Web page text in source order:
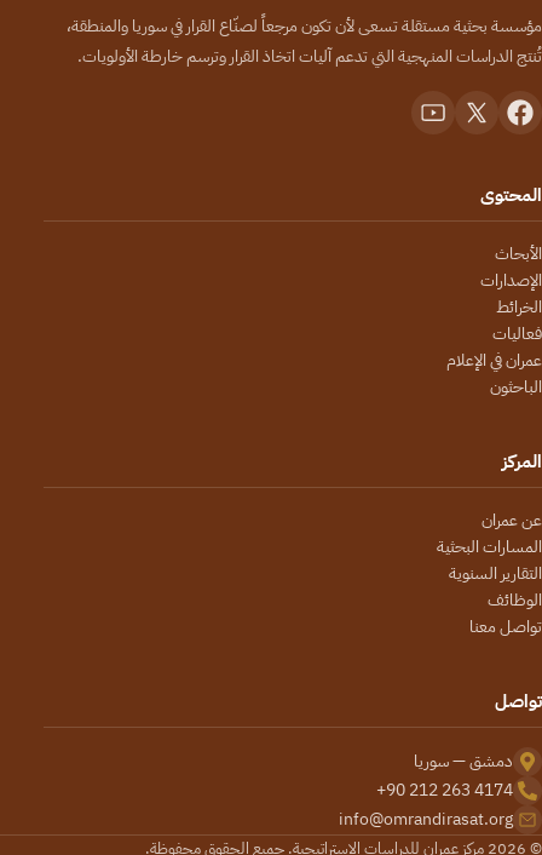
مؤسسة بحثية مستقلة تسعى لأن تكون مرجعاً لصنّاع القرار في سوريا والمنطقة،
تُنتج الدراسات المنهجية التي تدعم آليات اتخاذ القرار وترسم خارطة الأولويات.
المحتوى
الأبحاث
الإصدارات
الخرائط
فعاليات
عمران في الإعلام
الباحثون
المركز
عن عمران
المسارات البحثية
التقارير السنوية
الوظائف
تواصل معنا
تواصل
دمشق — سوريا
+90 212 263 4174
info@omrandirasat.org
© 2026 مركز عمران للدراسات الاستراتيجية. جميع الحقوق محفوظة.